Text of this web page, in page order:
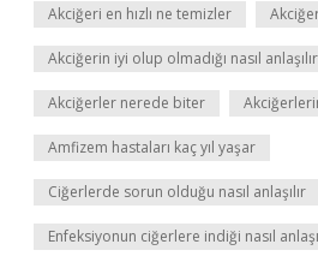
Akciğeri en hızlı ne temizler
Akciğerin iyi olup olmadığı nasıl anlaşılır
Akciğerler nerede biter
Amfizem hastaları kaç yıl yaşar
Ciğerlerde sorun olduğu nasıl anlaşılır
Enfeksiyonun ciğerlere indiği nasıl